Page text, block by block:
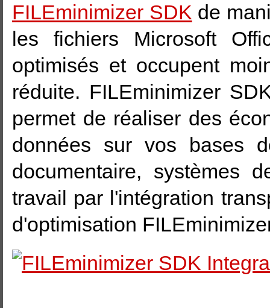
FILEminimizer SDK de
les fichiers Microsoft
optimisés et occupent
réduite. FILEminimizer
permet de réaliser des
données sur vos bases
documentaire, systèmes
travail par l'intégration
d'optimisation